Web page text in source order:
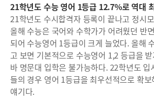
21학년도 수능 영어 1등급 12.7%로 역대
21학년도 수시합격자 등록이 끝나고 정시
올해 수능은 국어와 수학가가 어려웠던 반
되어 수능영어 1등급이 크게 늘었다. 올해
고 보면 기본적으로 수능영어 1,2 등급을
바 명문대 입학은 불가능하다. 22학년도 입
들의 경우 영어 1등급을 최우선적으로 확
얘기다.